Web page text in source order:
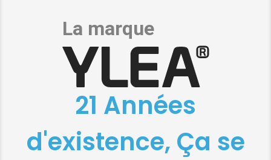
21 Années
d'existence, Ça se